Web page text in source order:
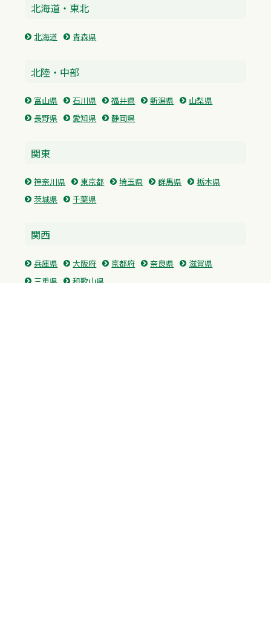
北海道・東北
北海道 青森県
北陸・中部
富山県 石川県 福井県 新潟県
山梨県
長野県
愛知県 静岡県
関東
神奈川県 東京都 埼玉県 群馬県
栃木県
茨城県
千葉県
関西
兵庫県 大阪府 京都府 奈良県
滋賀県
三重県
和歌山県